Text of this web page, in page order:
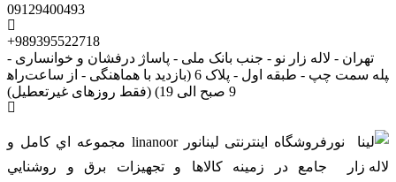
09129400493
+989395522718
تهران - لاله زار نو - جنب بانک ملی - پاساژ درفشان و خوانساری -
راه‎پله سمت چپ - طبقه اول - پلاک 6 (بازدید با هماهنگی - از ساعت
9 صبح الی 19) (فقط روزهای غیرتعطیل)
فروشگاه اینترنتی لینانور linanoor مجموعه اي کامل و
جامع در زمينه کالاها و تجهيزات برق و روشنايي